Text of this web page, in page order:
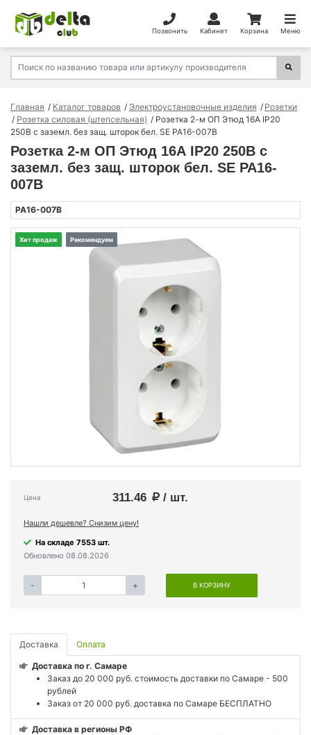
Позвонить Кабинет Корзина Меню
Главная Каталог товаров Электроустановочные изделия
Розетки
Розетка силовая (штепсельная)
Розетка 2-м ОП Этюд 16А IP20
250В с заземл. без защ. шторок бел. SE PA16-007B
Розетка 2-м ОП Этюд 16А IP20 250В с
заземл. без защ. шторок бел. SE PA16-
007B
PA16-007B
Хит продаж Рекомендуем
Цена 311.46 / шт.
Нашли дешевле? Снизим цену!
На складе 7553 шт.
Обновлено 08.08.2026
- + В КОРЗИНУ
Доставка Оплата
Доставка по г. Самаре
Заказ до 20 000 руб. стоимость доставки по Самаре - 500
рублей
Заказ от 20 000 руб. доставка по Самаре БЕСПЛАТНО
Доставка в регионы РФ